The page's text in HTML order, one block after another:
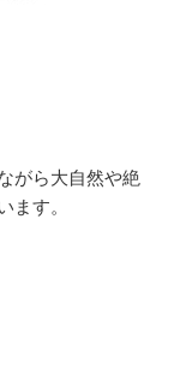
がら大自然や絶
ます。